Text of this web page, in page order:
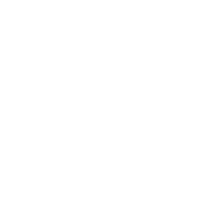
el momento, aproximarse
con profundidad y
día, mientras meditaba
se le acercó un sabio
recomendó estudiar la
a través de la Escritura,
que habla de Dios
de manera que el alma
satisfecha”, le dijo. En
tenía unos 30 años.
de aquel hombre